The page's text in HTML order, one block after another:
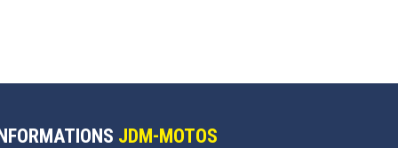
JDM-MOTOS